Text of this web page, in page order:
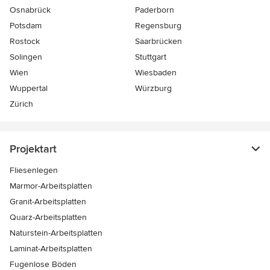
Osnabrück
Paderborn
Potsdam
Regensburg
Rostock
Saarbrücken
Solingen
Stuttgart
Wien
Wiesbaden
Wuppertal
Würzburg
Zürich
Projektart
Fliesenlegen
Marmor-Arbeitsplatten
Granit-Arbeitsplatten
Quarz-Arbeitsplatten
Naturstein-Arbeitsplatten
Laminat-Arbeitsplatten
Fugenlose Böden